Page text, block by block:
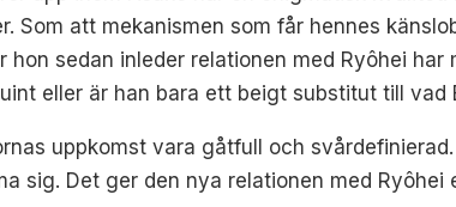
Som att mekanismen som får hennes
hon sedan inleder relationen med Ryôhei
eller är han bara ett beigt substitut till vad
uppkomst vara gåtfull och
sig. Det ger den nya relationen med